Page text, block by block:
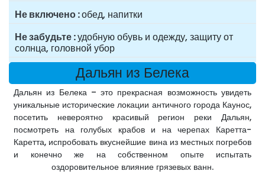
Не включено обед, напитки
Не забудьте удобную обувь и одежду, защиту от
солнца, головной убор
Дальян из Белека
Дальян из Белека – это прекрасная возможность увидеть
уникальные исторические локации античного города Каунос,
посетить невероятно красивый регион реки Дальян,
посмотреть на голубых крабов и на черепах Каретта-
Каретта, испробовать вкуснейшие вина из местных погребов
и конечно же на собственном опыте испытать
оздоровительное влияние грязевых ванн.